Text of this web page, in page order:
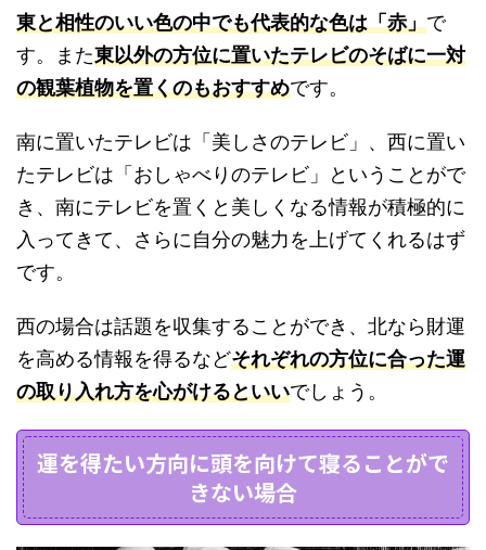
東と相性のいい色の中でも代表的な色は「赤」で
す。また東以外の方位に置いたテレビのそばに一対
の観葉植物を置くのもおすすめです。
南に置いたテレビは「美しさのテレビ」、西に置い
たテレビは「おしゃべりのテレビ」ということがで
き、南にテレビを置くと美しくなる情報が積極的に
入ってきて、さらに自分の魅力を上げてくれるはず
です。
西の場合は話題を収集することができ、北なら財運
を高める情報を得るなどそれぞれの方位に合った運
の取り入れ方を心がけるといいでしょう。
運を得たい方向に頭を向けて寝ることがで
きない場合